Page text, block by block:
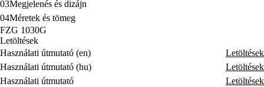
03Megjelenés és dizájn
04Méretek és tömeg
FZG 1030G
Letöltések
Használati útmutató (en)
Letöltések
Használati útmutató (hu)
Letöltések
Használati útmutató
Letöltések